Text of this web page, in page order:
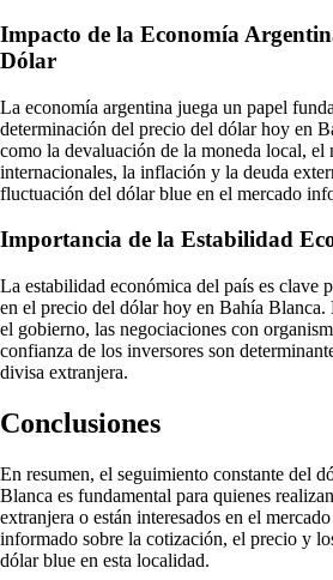
Impacto de la Economía
Dólar
La economía argentina juega un papel
determinación del precio del dólar hoy en
como la devaluación de la moneda local, el
internacionales, la inflación y la deuda
fluctuación del dólar blue en el mercado
Importancia de la Estabilidad
La estabilidad económica del país es clave
en el precio del dólar hoy en Bahía Blanca.
el gobierno, las negociaciones con
confianza de los inversores son
divisa extranjera.
Conclusiones
En resumen, el seguimiento constante del
Blanca es fundamental para quienes
extranjera o están interesados en el
informado sobre la cotización, el precio y
dólar blue en esta localidad.